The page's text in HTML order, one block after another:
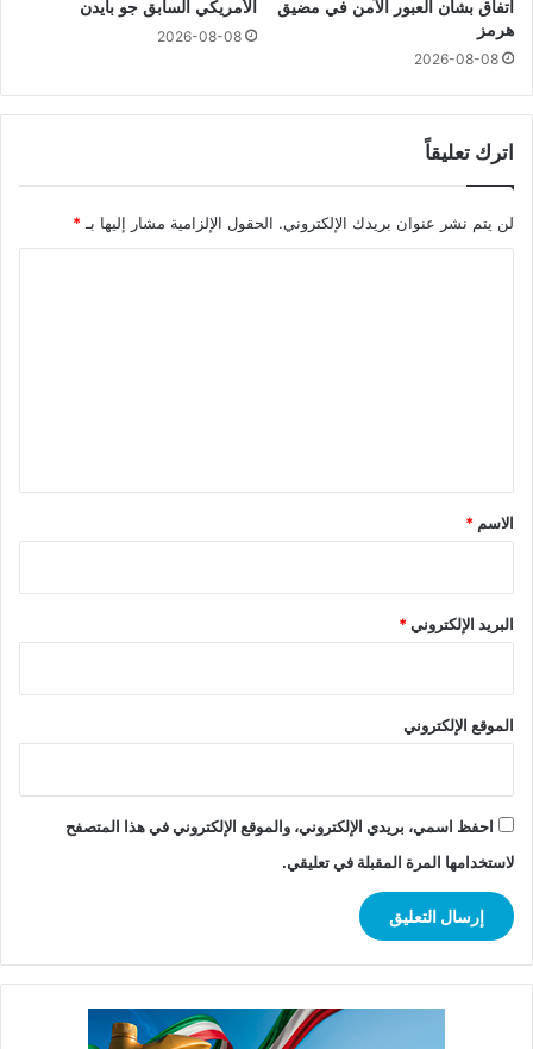
اتفاق بشأن العبور الآمن في مضيق
هرمز
2026-08-08
الأمريكي السابق جو بايدن
2026-08-08
اترك تعليقاً
لن يتم نشر عنوان بريدك الإلكتروني. الحقول الإلزامية مشار إليها بـ *
*
الاسم *
البريد الإلكتروني*
الموقع الإلكتروني
احفظ اسمي، بريدي الإلكتروني، والموقع الإلكتروني في هذا المتصفح
لاستخدامها المرة المقبلة في تعليقي.